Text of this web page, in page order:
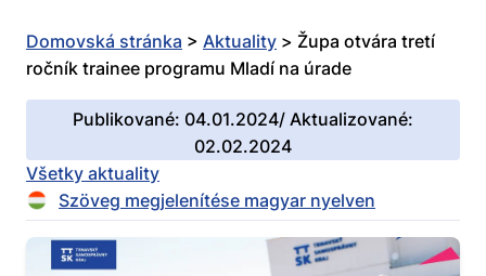
Domovská stránka > Aktuality > Župa otvára tretí
ročník trainee programu Mladí na úrade
Publikované: 04.01.2024/ Aktualizované:
02.02.2024
Všetky aktuality
Szöveg megjelenítése magyar nyelven